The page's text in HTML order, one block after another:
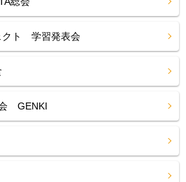
クト 学習発表会
会 GENKI